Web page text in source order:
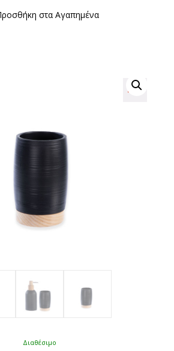
το
επιλεγούν
στη
σελίδα
του
προϊόντος
στα Αγαπημένα
Διαθέσιμο